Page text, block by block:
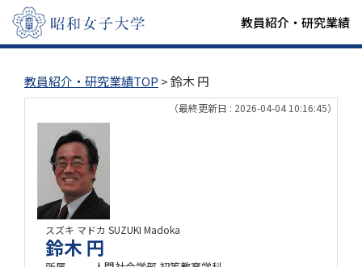
教員紹介・研究業績
教員紹介・研究業績TOP > 鈴木 円
（最終更新日 : 2026-04-04 10:16:45）
スズキ マドカ SUZUKI Madoka
鈴木 円